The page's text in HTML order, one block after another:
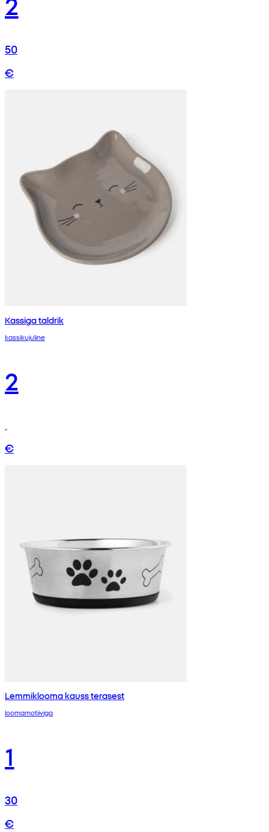
50
€
Kassiga taldrik
kassikujuline
2
€
Lemmiklooma kauss terasest
loomamotiiviga
1
30
€